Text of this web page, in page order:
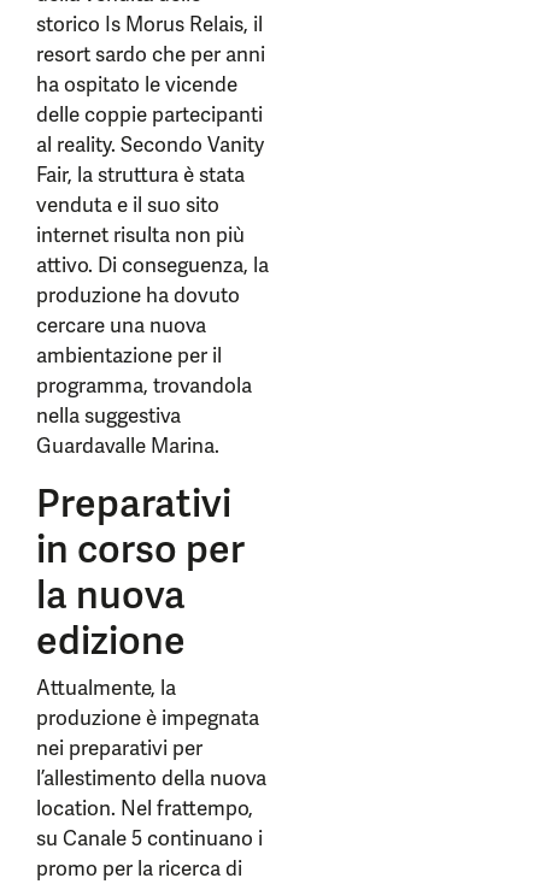
storico Is Morus Relais, il
resort sardo che per anni
ha ospitato le vicende
delle coppie partecipanti
al reality. Secondo Vanity
Fair, la struttura è stata
venduta e il suo sito
internet risulta non più
attivo. Di conseguenza, la
produzione ha dovuto
cercare una nuova
ambientazione per il
programma, trovandola
nella suggestiva
Guardavalle Marina.
Preparativi
in corso per
la nuova
edizione
Attualmente, la
produzione è impegnata
nei preparativi per
l’allestimento della nuova
location. Nel frattempo,
su Canale 5 continuano i
promo per la ricerca di